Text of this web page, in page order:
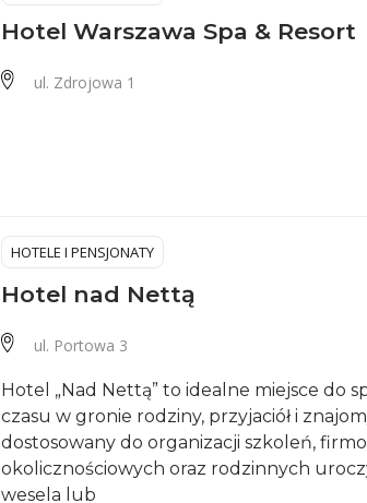
Hotel Warszawa Spa & Resort
ul. Zdrojowa 1
HOTELE I PENSJONATY
Hotel nad Nettą
ul. Portowa 3
Hotel „Nad Nettą” to idealne miejsce do
czasu w gronie rodziny, przyjaciół i
dostosowany do organizacji szkoleń,
okolicznościowych oraz rodzinnych
wesela lub